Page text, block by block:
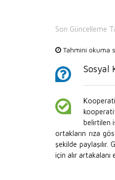
Son Güncelleme
Tahmini okuma
Sosyal
belirtilen
ortakların rıza
şekilde
için alır artakalanı